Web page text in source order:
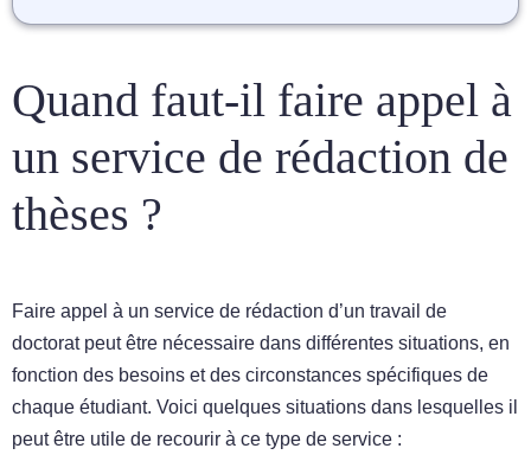
Quand faut-il faire appel à
un service de rédaction de
thèses ?
Faire appel à un service de rédaction d’un travail de
doctorat peut être nécessaire dans différentes situations, en
fonction des besoins et des circonstances spécifiques de
chaque étudiant. Voici quelques situations dans lesquelles il
peut être utile de recourir à ce type de service :